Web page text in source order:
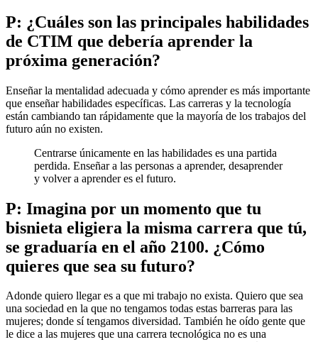
P: ¿Cuáles son las principales habilidades
de CTIM que debería aprender la
próxima generación?
Enseñar la mentalidad adecuada y cómo aprender es más importante
que enseñar habilidades específicas. Las carreras y la tecnología
están cambiando tan rápidamente que la mayoría de los trabajos del
futuro aún no existen.
Centrarse únicamente en las habilidades es una partida
perdida. Enseñar a las personas a aprender, desaprender
y volver a aprender es el futuro.
P: Imagina por un momento que tu
bisnieta eligiera la misma carrera que tú,
se graduaría en el año 2100. ¿Cómo
quieres que sea su futuro?
Adonde quiero llegar es a que mi trabajo no exista. Quiero que sea
una sociedad en la que no tengamos todas estas barreras para las
mujeres; donde sí tengamos diversidad. También he oído gente que
le dice a las mujeres que una carrera tecnológica no es una